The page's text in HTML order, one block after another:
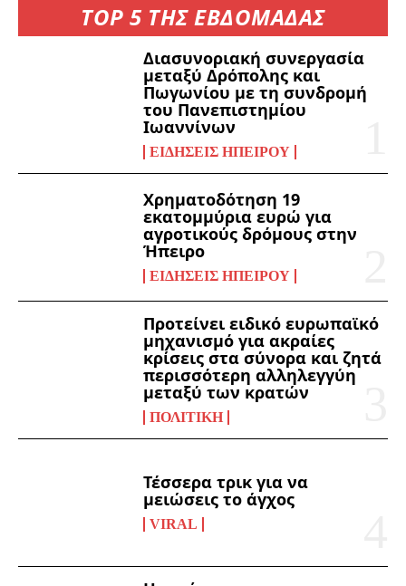
TOP 5 ΤΗΣ ΕΒΔΟΜΑΔΑΣ
Διασυνοριακή συνεργασία
μεταξύ Δρόπολης και
Πωγωνίου με τη συνδρομή
του Πανεπιστημίου
Ιωαννίνων
ΕΙΔΉΣΕΙΣ ΗΠΕΊΡΟΥ
Χρηματοδότηση 19
εκατομμύρια ευρώ για
αγροτικούς δρόμους στην
Ήπειρο
ΕΙΔΉΣΕΙΣ ΗΠΕΊΡΟΥ
Προτείνει ειδικό ευρωπαϊκό
μηχανισμό για ακραίες
κρίσεις στα σύνορα και ζητά
περισσότερη αλληλεγγύη
μεταξύ των κρατών
ΠΟΛΙΤΙΚΉ
Τέσσερα τρικ για να
μειώσεις το άγχος
VIRAL